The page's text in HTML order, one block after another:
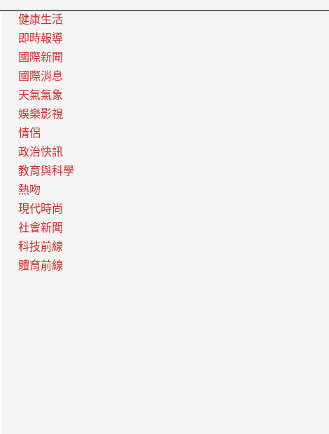
健康生活
即時報導
國際新聞
國際消息
天氣氣象
娛樂影視
情侶
政治快訊
教育與科學
熱吻
現代時尚
社會新聞
科技前線
體育前線